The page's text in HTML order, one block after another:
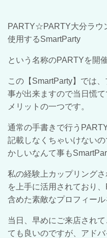
PARTY☆PARTY大分ラウ
使用するSmartParty
という名称のPARTYを開
この【 SmartParty】では
事が出来ますので当日慌
メリットの一つです。
通常の手書きで行う
記載しなくちゃいけない
かしいなんて事も
私の経験上カップリング
を上手に活用されており、
含めた素敵なプロフィー
当日、早めにご来店され
ても良いのですが、アド